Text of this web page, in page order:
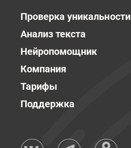
Проверка уникальности
Анализ текста
Нейропомощник
Компания
Тарифы
Поддержка